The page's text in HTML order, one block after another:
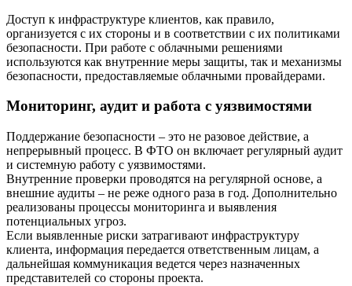
Доступ к инфраструктуре клиентов, как правило,
организуется с их стороны и в соответствии с их политиками
безопасности. При работе с облачными решениями
используются как внутренние меры защиты, так и механизмы
безопасности, предоставляемые облачными провайдерами.
Мониторинг, аудит и работа с уязвимостями
Поддержание безопасности – это не разовое действие, а
непрерывный процесс. В ФТО он включает регулярный аудит
и системную работу с уязвимостями.
Внутренние проверки проводятся на регулярной основе, а
внешние аудиты – не реже одного раза в год. Дополнительно
реализованы процессы мониторинга и выявления
потенциальных угроз.
Если выявленные риски затрагивают инфраструктуру
клиента, информация передается ответственным лицам, а
дальнейшая коммуникация ведется через назначенных
представителей со стороны проекта.